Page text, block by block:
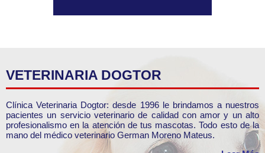
En Clínica Veterinaria Dogtor te
Leer más
VETERINARIA DOGTOR
Clínica Veterinaria Dogtor: desde 1996 le brindamos a nuestros
pacientes un servicio veterinario de calidad con amor y un alto
profesionalismo en la atención de tus mascotas. Todo esto de la
mano del médico veterinario German Moreno Mateus.